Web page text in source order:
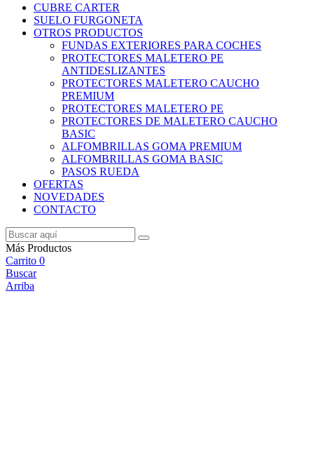
CUBRE CARTER
SUELO FURGONETA
OTROS PRODUCTOS
FUNDAS EXTERIORES PARA COCHES
PROTECTORES MALETERO PE
ANTIDESLIZANTES
PROTECTORES MALETERO CAUCHO
PREMIUM
PROTECTORES MALETERO PE
PROTECTORES DE MALETERO CAUCHO
BASIC
ALFOMBRILLAS GOMA PREMIUM
ALFOMBRILLAS GOMA BASIC
PASOS RUEDA
OFERTAS
NOVEDADES
CONTACTO
Más Productos
Carrito 0
Buscar
Arriba